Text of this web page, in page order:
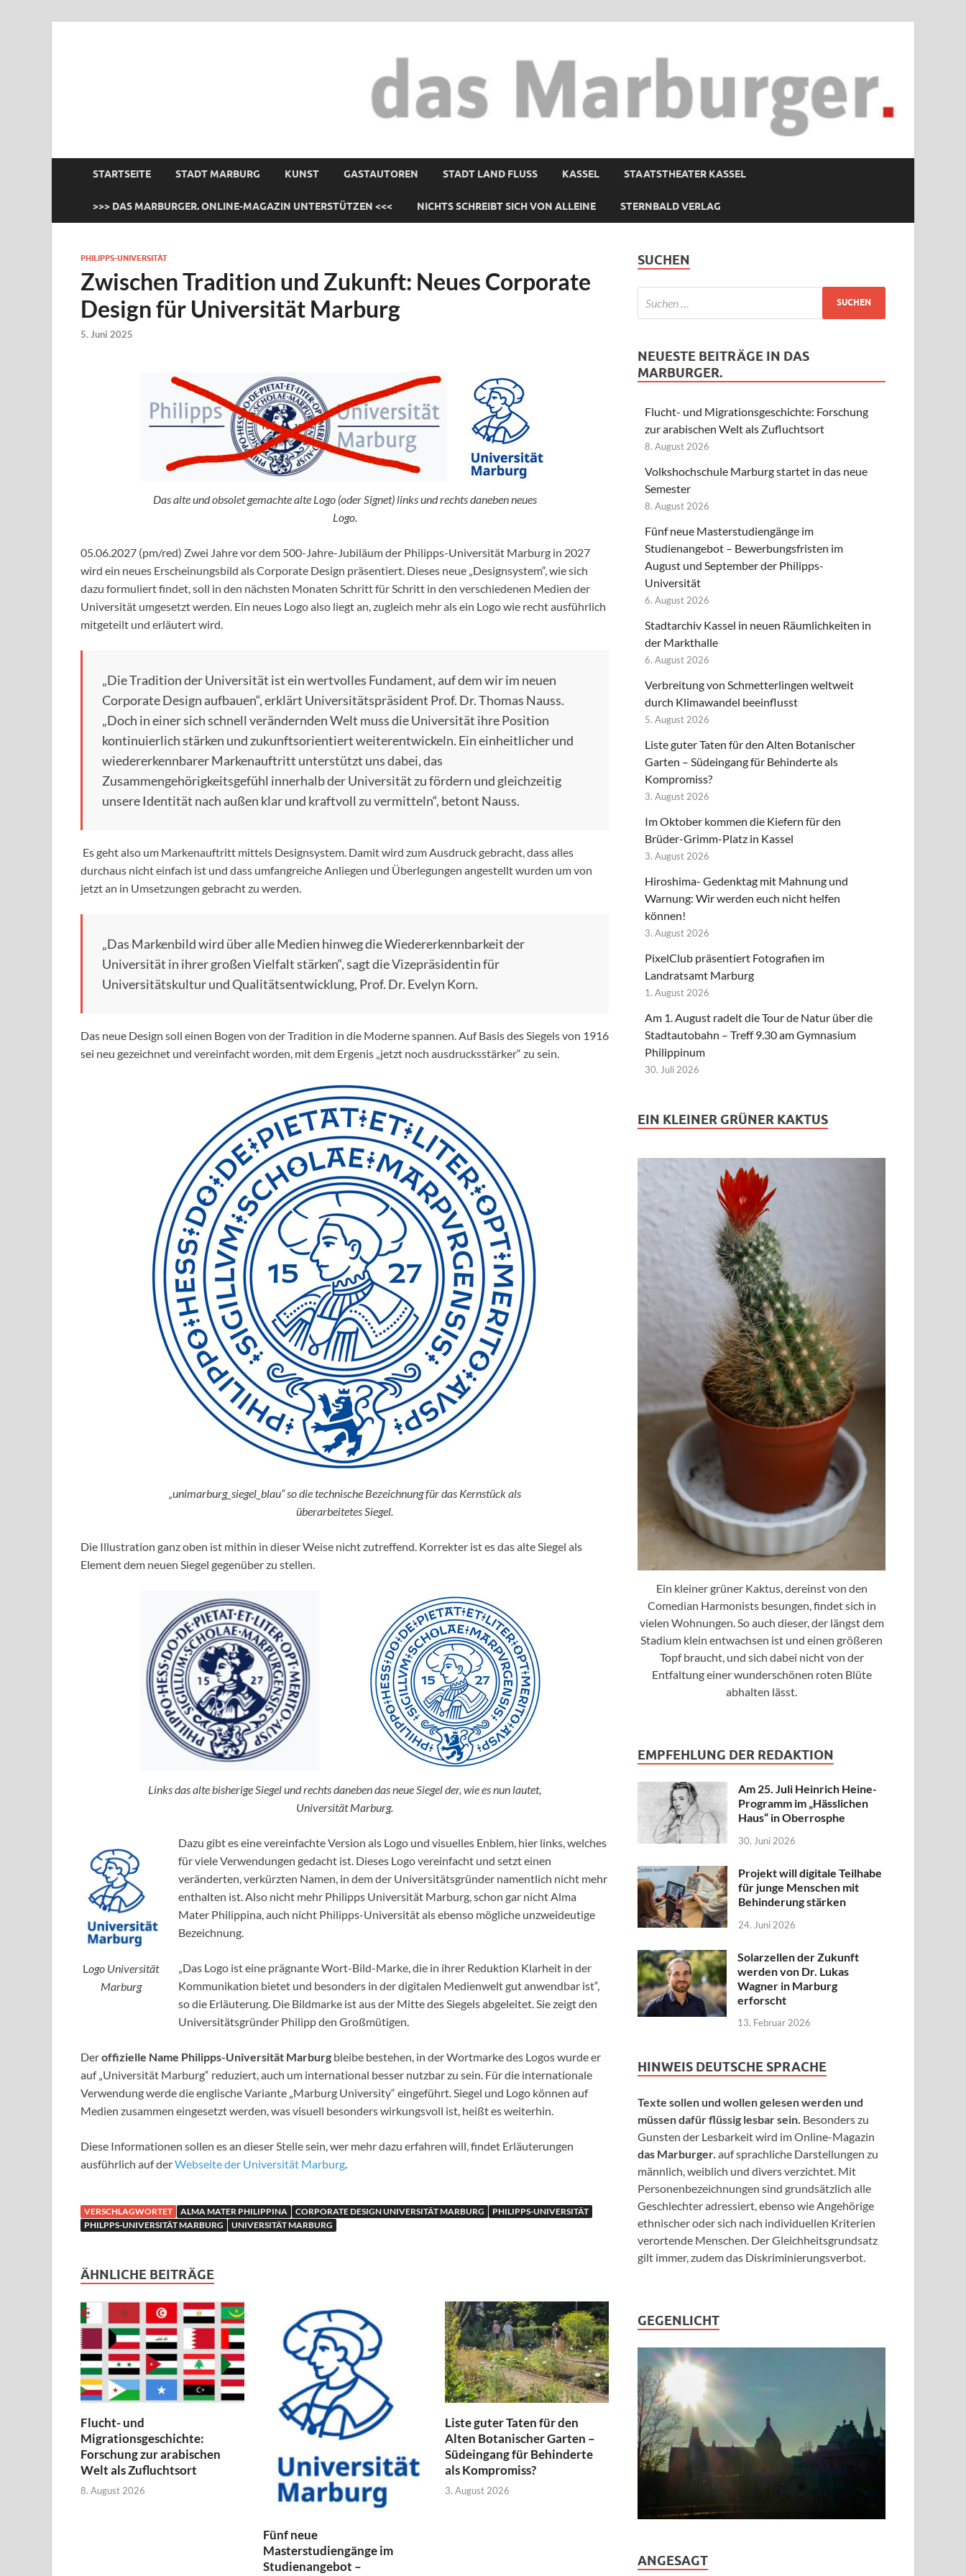
STARTSEITE STADT MARBURG KUNST GASTAUTOREN STADT LAND FLUSS KASSEL STAATSTHEATER KASSEL
>>> DAS MARBURGER. ONLINE-MAGAZIN UNTERSTÜTZEN <<< NICHTS SCHREIBT SICH VON ALLEINE STERNBALD VERLAG
PHILIPPS-UNIVERSITÄT
Zwischen Tradition und Zukunft: Neues Corporate
Design für Universität Marburg
5. Juni 2025
Das alte und obsolet gemachte alte Logo (oder Signet) links und rechts daneben neues
Logo.
05.06.2027 (pm/red) Zwei Jahre vor dem 500-Jahre-Jubiläum der Philipps-Universität Marburg in 2027
wird ein neues Erscheinungsbild als Corporate Design präsentiert. Dieses neue „Designsystem“, wie sich
dazu formuliert findet, soll in den nächsten Monaten Schritt für Schritt in den verschiedenen Medien der
Universität umgesetzt werden. Ein neues Logo also liegt an, zugleich mehr als ein Logo wie recht ausführlich
mitgeteilt und erläutert wird.
„Die Tradition der Universität ist ein wertvolles Fundament, auf dem wir im neuen
Corporate Design aufbauen“, erklärt Universitätspräsident Prof. Dr. Thomas Nauss.
„Doch in einer sich schnell verändernden Welt muss die Universität ihre Position
kontinuierlich stärken und zukunftsorientiert weiterentwickeln. Ein einheitlicher und
wiedererkennbarer Markenauftritt unterstützt uns dabei, das
Zusammengehörigkeitsgefühl innerhalb der Universität zu fördern und gleichzeitig
unsere Identität nach außen klar und kraftvoll zu vermitteln“, betont Nauss.
Es geht also um Markenauftritt mittels Designsystem. Damit wird zum Ausdruck gebracht, dass alles
durchaus nicht einfach ist und dass umfangreiche Anliegen und Überlegungen angestellt wurden um von
jetzt an in Umsetzungen gebracht zu werden.
„Das Markenbild wird über alle Medien hinweg die Wiedererkennbarkeit der
Universität in ihrer großen Vielfalt stärken“, sagt die Vizepräsidentin für
Universitätskultur und Qualitätsentwicklung, Prof. Dr. Evelyn Korn.
Das neue Design soll einen Bogen von der Tradition in die Moderne spannen. Auf Basis des Siegels von 1916
sei neu gezeichnet und vereinfacht worden, mit dem Ergenis „jetzt noch ausdrucksstärker“ zu sein.
„unimarburg_siegel_blau“ so die technische Bezeichnung für das Kernstück als
überarbeitetes Siegel.
Die Illustration ganz oben ist mithin in dieser Weise nicht zutreffend. Korrekter ist es das alte Siegel als
Element dem neuen Siegel gegenüber zu stellen.
Links das alte bisherige Siegel und rechts daneben das neue Siegel der, wie es nun lautet,
Universität Marburg.
L ogo Universität
Marburg
Dazu gibt es eine vereinfachte Version als Logo und visuelles Enblem, hier links, welches
für viele Verwendungen gedacht ist. Dieses Logo vereinfacht und setzt einen
veränderten, verkürzten Namen, in dem der Universitätsgründer namentlich nicht mehr
enthalten ist. Also nicht mehr Philipps Universität Marburg, schon gar nicht Alma
Mater Philippina, auch nicht Philipps-Universität als ebenso mögliche unzweideutige
Bezeichnung.
„Das Logo ist eine prägnante Wort-Bild-Marke, die in ihrer Reduktion Klarheit in der
Kommunikation bietet und besonders in der digitalen Medienwelt gut anwendbar ist“,
so die Erläuterung. Die Bildmarke ist aus der Mitte des Siegels abgeleitet. Sie zeigt den
Universitätsgründer Philipp den Großmütigen.
Deroffizielle Name Philipps-Universität Marburg bleibe bestehen, in der Wortmarke des Logos wurde er
auf „Universität Marburg“ reduziert, auch um international besser nutzbar zu sein. Für die internationale
Verwendung werde die englische Variante „Marburg University“ eingeführt. Siegel und Logo können auf
Medien zusammen eingesetzt werden, was visuell besonders wirkungsvoll ist, heißt es weiterhin.
Diese Informationen sollen es an dieser Stelle sein, wer mehr dazu erfahren will, findet Erläuterungen
ausführlich auf derWebseite der Universität Marburg
VERSCHLAGWORTET ALMA MATER PHILIPPINA CORPORATE DESIGN UNIVERSITÄT MARBURG
PHILIPPS-UNIVERSITÄT
PHILPPS-UNIVERSITÄT MARBURG
UNIVERSITÄT MARBURG
ÄHNLICHE BEITRÄGE
Flucht- und
Migrationsgeschichte:
Forschung zur arabischen
Welt als Zufluchtsort
8. August 2026
Fünf neue
Masterstudiengänge im
Studienangebot –
Liste guter Taten für den
Alten Botanischer Garten –
Südeingang für Behinderte
als Kompromiss?
3. August 2026
SUCHEN
NEUESTE BEITRÄGE IN DAS
MARBURGER.
Flucht- und Migrationsgeschichte: Forschung
zur arabischen Welt als Zufluchtsort
8. August 2026
Volkshochschule Marburg startet in das neue
Semester
8. August 2026
Fünf neue Masterstudiengänge im
Studienangebot – Bewerbungsfristen im
August und September der Philipps-
Universität
6. August 2026
Stadtarchiv Kassel in neuen Räumlichkeiten in
der Markthalle
6. August 2026
Verbreitung von Schmetterlingen weltweit
durch Klimawandel beeinflusst
5. August 2026
Liste guter Taten für den Alten Botanischer
Garten – Südeingang für Behinderte als
Kompromiss?
3. August 2026
Im Oktober kommen die Kiefern für den
Brüder-Grimm-Platz in Kassel
3. August 2026
Hiroshima- Gedenktag mit Mahnung und
Warnung: Wir werden euch nicht helfen
können!
3. August 2026
PixelClub präsentiert Fotografien im
Landratsamt Marburg
1. August 2026
Am 1. August radelt die Tour de Natur über die
Stadtautobahn – Treff 9.30 am Gymnasium
Philippinum
30. Juli 2026
EIN KLEINER GRÜNER KAKTUS
Ein kleiner grüner Kaktus, dereinst von den
Comedian Harmonists besungen, findet sich in
vielen Wohnungen. So auch dieser, der längst dem
Stadium klein entwachsen ist und einen größeren
Topf braucht, und sich dabei nicht von der
Entfaltung einer wunderschönen roten Blüte
abhalten lässt.
EMPFEHLUNG DER REDAKTION
Am 25. Juli Heinrich Heine-
Programm im „Hässlichen
Haus“ in Oberrosphe
30. Juni 2026
Projekt will digitale Teilhabe
für junge Menschen mit
Behinderung stärken
24. Juni 2026
Solarzellen der Zukunft
werden von Dr. Lukas
Wagner in Marburg
erforscht
13. Februar 2026
HINWEIS DEUTSCHE SPRACHE
Texte sollen und wollen gelesen werden und
müssen dafür flüssig lesbar sein. Besonders zu
Gunsten der Lesbarkeit wird im Online-Magazin
das Marburger. auf sprachliche Darstellungen zu
männlich, weiblich und divers verzichtet. Mit
Personenbezeichnungen sind grundsätzlich alle
Geschlechter adressiert, ebenso wie Angehörige
ethnischer oder sich nach individuellen Kriterien
verortende Menschen. Der Gleichheitsgrundsatz
gilt immer, zudem das Diskriminierungsverbot.
GEGENLICHT
ANGESAGT